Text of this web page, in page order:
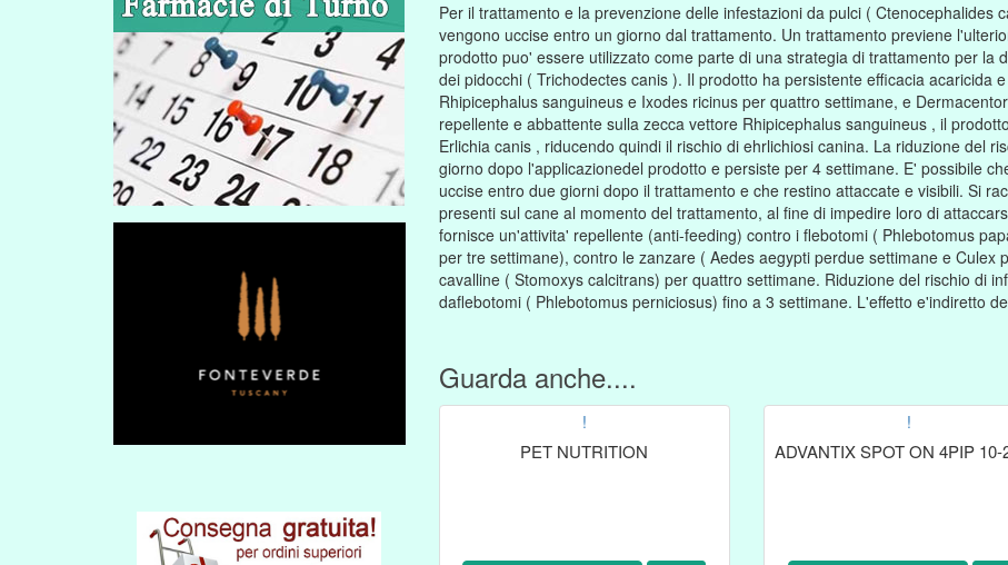
Per il trattamento e la prevenzione delle infestazioni da pulci ( Ctenocephalides
vengono uccise entro un giorno dal trattamento. Un trattamento previene
prodotto puo' essere utilizzato come parte di una strategia di trattamento per la
dei pidocchi ( Trichodectes canis ). Il prodotto ha persistente efficacia acaricida
Rhipicephalus sanguineus e Ixodes ricinus per quattro settimane, e
repellente e abbattente sulla zecca vettore Rhipicephalus sanguineus , il
Erlichia canis , riducendo quindi il rischio di ehrlichiosi canina. La riduzione del
giorno dopo l'applicazionedel prodotto e persiste per 4 settimane. E' possibile
uccise entro due giorni dopo il trattamento e che restino attaccate e visibili. Si
presenti sul cane al momento del trattamento, al fine di impedire loro di
fornisce un'attivita' repellente (anti-feeding) contro i flebotomi ( Phlebotomus
per tre settimane), contro le zanzare ( Aedes aegypti perdue settimane e Culex
cavalline ( Stomoxys calcitrans) per quattro settimane. Riduzione del rischio di
daflebotomi ( Phlebotomus perniciosus) fino a 3 settimane. L'effetto e'indiretto
Guarda anche....
!
PET NUTRITION
!
ADVANTIX SPOT ON 4PIP 10-